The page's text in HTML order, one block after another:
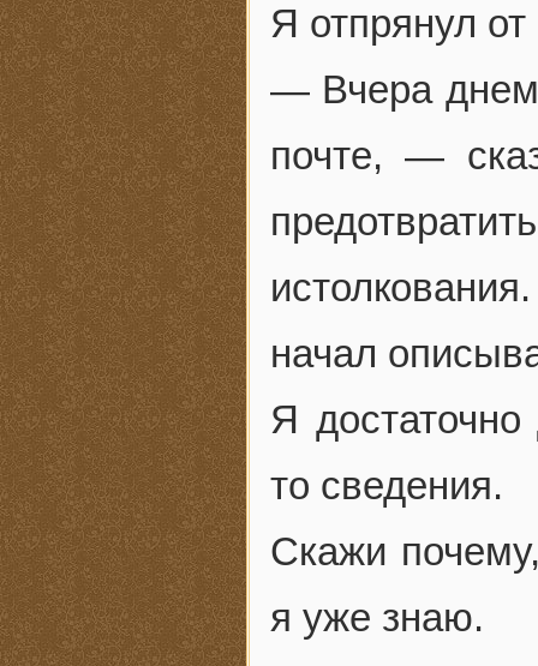
Я отпрянул
— Вчера днем
почте, —
начал
Я достаточно
то сведения.
Скажи
я уже знаю.